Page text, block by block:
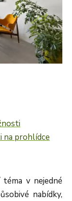
na prohlídce
v nejedné
nabídky,